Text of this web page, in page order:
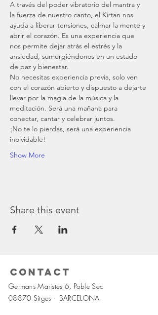
A través del poder vibratorio del mantra y
la fuerza de nuestro canto, el Kirtan nos
ayuda a liberar tensiones, calmar la mente y
abrir el corazón. Es una experiencia que
nos permite dejar atrás el estrés y la
ansiedad, sumergiéndonos en un estado
de paz y bienestar.
No necesitas experiencia previa, solo ven
con el corazón abierto y dispuesto a dejarte
llevar por la magia de la música y la
meditación. Será una mañana para
conectar, cantar y celebrar juntos.
¡No te lo pierdas, será una experiencia
inolvidable!
Show More
Share this event
Contact
Germans Maristes 6, Poble Sec
08870 Sitges · BARCELONA